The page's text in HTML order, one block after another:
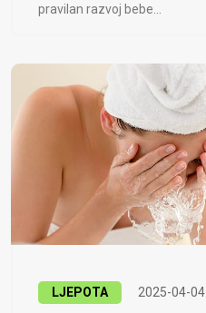
pravilan razvoj bebe...
LJEPOTA 2025-04-04